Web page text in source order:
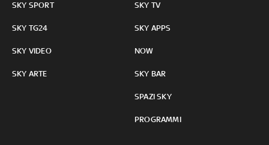
SKY SPORT
SKY TG24
SKY VIDEO
SKY ARTE
SKY TV
SKY APPS
NOW
SKY BAR
SPAZI SKY
PROGRAMMI